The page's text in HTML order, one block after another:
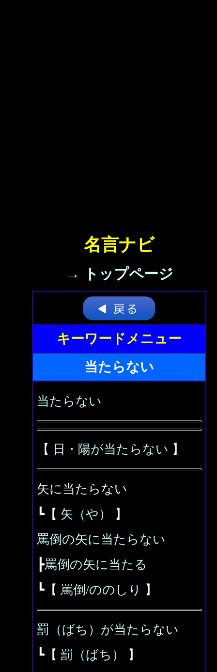
名言ナビ
→ トップページ
キーワードメニュー
当たらない
当たらない
【 日・陽が当たらない 】
矢に当たらない
┗【 矢（や）
】
罵倒の矢に当たらない
┣罵倒の矢に当たる
┗【 罵倒/ののしり 】
罰（ばち）が当たらない
┗【 罰（ばち） 】